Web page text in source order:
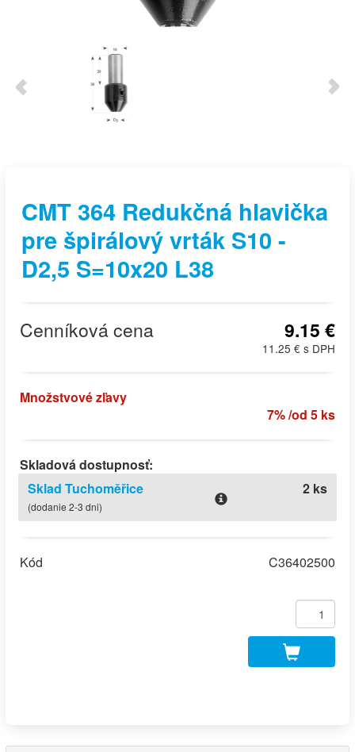
CMT 364 Redukčná hlavička
pre špirálový vrták S10 -
D2,5 S=10x20 L38
Cenníková cena 9.15 €
11.25 € s DPH
Množstvové zľavy
7% /od 5 ks
Skladová dostupnosť:
Sklad Tuchoměřice
(dodanie 2-3 dni)
2 ks
Kód C36402500